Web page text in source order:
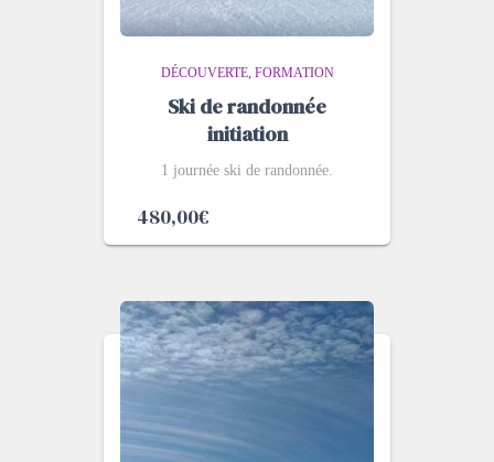
DÉCOUVERTE FORMATION
Ski de randonnée
initiation
1 journée ski de randonnée.
480,00€